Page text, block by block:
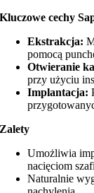
Kluczowe cechy
Ekstrakcja:
pomocą
Otwieranie
przy użyciu
Implantacja:
Zalety
Umożliwia
nacięciom
Naturalnie